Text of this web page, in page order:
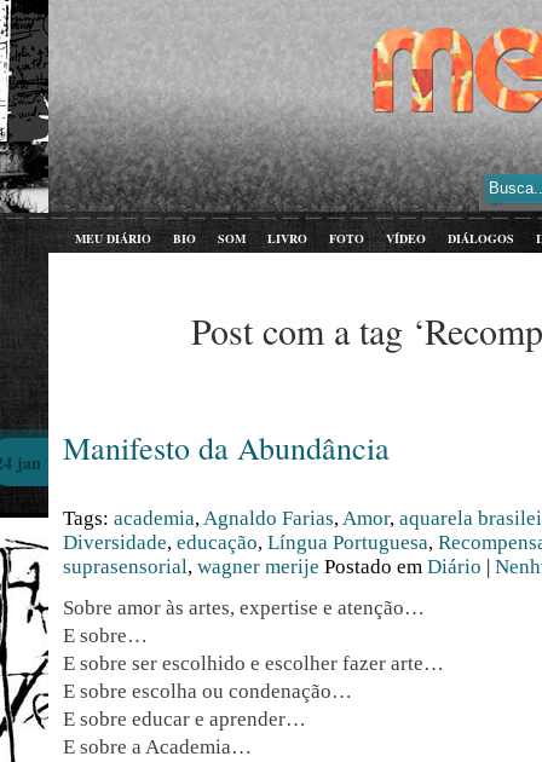
MEU DIÁRIO BIO SOM LIVRO FOTO VÍDEO DIÁLOGOS
Post com a tag
Manifesto da Abundância
jan
Tags: academia,Agnaldo Farias,Amor, aquarela
Diversidade, educação, Língua Portuguesa,
suprasensorial, wagner merije Postado em Diário |
Sobre amor às artes, expertise e atenção…
E sobre…
E sobre ser escolhido e escolher fazer arte…
E sobre escolha ou condenação…
E sobre educar e aprender…
E sobre a Academia…